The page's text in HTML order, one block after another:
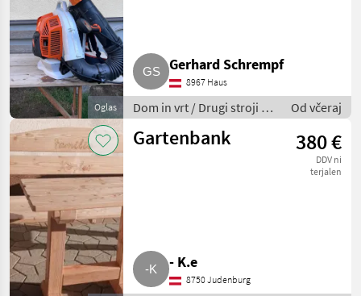
Oglas
Gerhard Schrempf
8967 Haus
Dom in vrt / Drugi stroji za
dom in vrt
Od včeraj
Gartenbank 380 €
DDV ni
terjalen
- K.e
8750 Judenburg